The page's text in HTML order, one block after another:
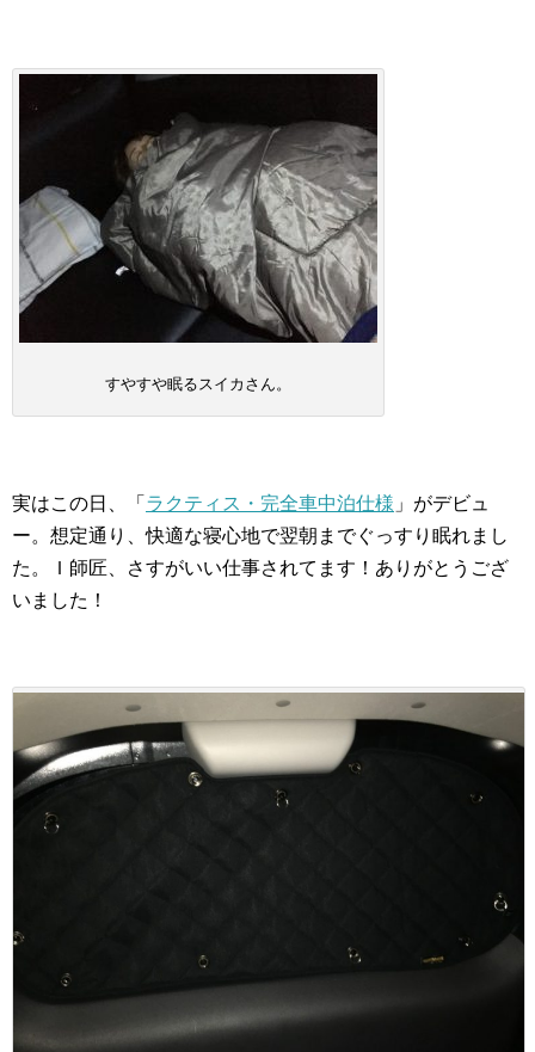
すやすや眠るスイカさん。
実はこの日、「 ラクティス・完全車中泊仕様 」がデビュ
ー。想定通り、快適な寝心地で翌朝までぐっすり眠れまし
た。Ｉ師匠、さすがいい仕事されてます！ありがとうござ
いました！